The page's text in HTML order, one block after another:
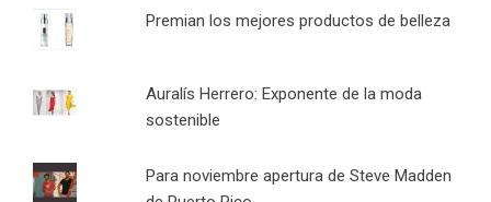
Premian los mejores productos de belleza
Auralís Herrero: Exponente de la moda
sostenible
Para noviembre apertura de Steve Madden